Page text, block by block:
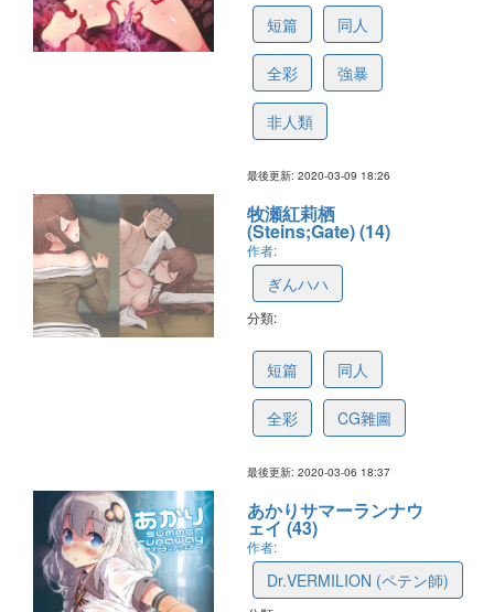
短篇 同人
全彩 強暴
非人類
最後更新: 2020-03-09 18:26
牧瀬紅莉栖
(Steins;Gate) (14)
作者:
ぎんハハ
分類:
短篇 同人
全彩 CG雜圖
最後更新: 2020-03-06 18:37
あかりサマーランナウ
ェイ (43)
作者:
Dr.VERMILION (ペテン師)